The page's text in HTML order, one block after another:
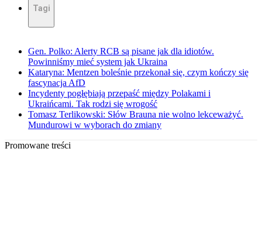
Tagi
Gen. Polko: Alerty RCB są pisane jak dla idiotów.
Powinniśmy mieć system jak Ukraina
Kataryna: Mentzen boleśnie przekonał się, czym kończy się
fascynacja AfD
Incydenty pogłębiają przepaść między Polakami i
Ukraińcami. Tak rodzi się wrogość
Tomasz Terlikowski: Słów Brauna nie wolno lekceważyć.
Mundurowi w wyborach do zmiany
Promowane treści